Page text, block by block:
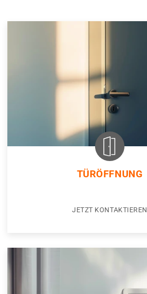
TÜRÖFFNUNG
JETZT KONTAKTIEREN